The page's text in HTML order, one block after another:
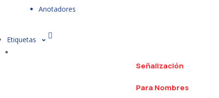
Anotadores
Etiquetas
Señalización
Para Nombres